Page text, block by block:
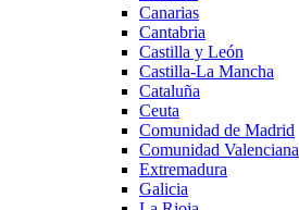
Canarias
Cantabria
Castilla y León
Castilla-La Mancha
Cataluña
Ceuta
Comunidad de Madrid
Comunidad Valenciana
Extremadura
Galicia